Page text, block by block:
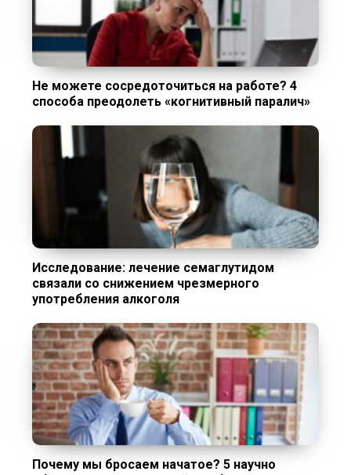
Не можете сосредоточиться на работе? 4
способа преодолеть «когнитивный паралич»
Исследование: лечение семаглутидом
связали со снижением чрезмерного
употребления алкоголя
Почему мы бросаем начатое? 5 научно